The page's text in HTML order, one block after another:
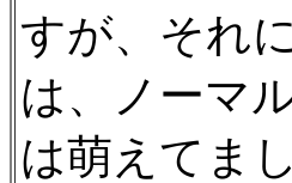
すが、それ
は、ノーマ
は萌えてま